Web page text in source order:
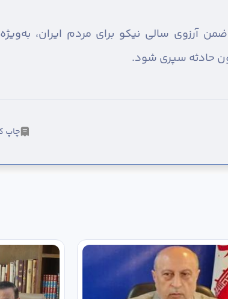
ضمن آرزوی سالی نیکو برای مردم ایران،
حادثه سپری شود.
چاپ